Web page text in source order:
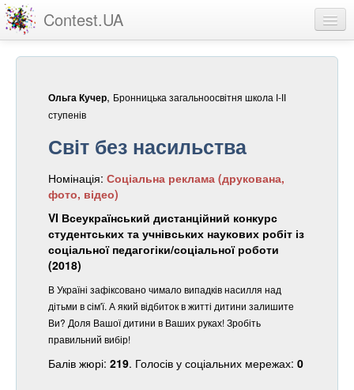
Contest.UA
Статистика
Про проект
реєстрація
Ольга Кучер, Бронницька загальноосвітня школа І-ІІ
ступенів
Світ без насильства
Номінація: Соціальна реклама (друкована,
фото, відео)
VI Всеукраїнський дистанційний конкурс
студентських та учнівських наукових робіт із
соціальної педагогіки/соціальної роботи
(2018)
В Україні зафіксовано чимало випадків насилля над
дітьми в сім'ї. А який відбиток в житті дитини залишите
Ви? Доля Вашої дитини в Ваших руках! Зробіть
правильний вибір!
Балів жюрі: 219. Голосів у соціальних мережах: 0